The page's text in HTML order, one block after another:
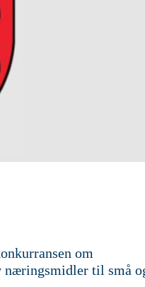
om
næringsmidler til små